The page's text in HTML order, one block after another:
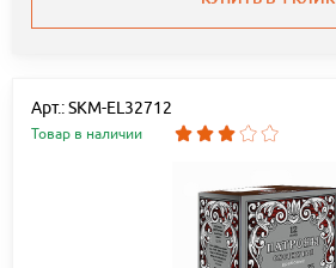
Арт.: SKM-EL32712
Товар в наличии